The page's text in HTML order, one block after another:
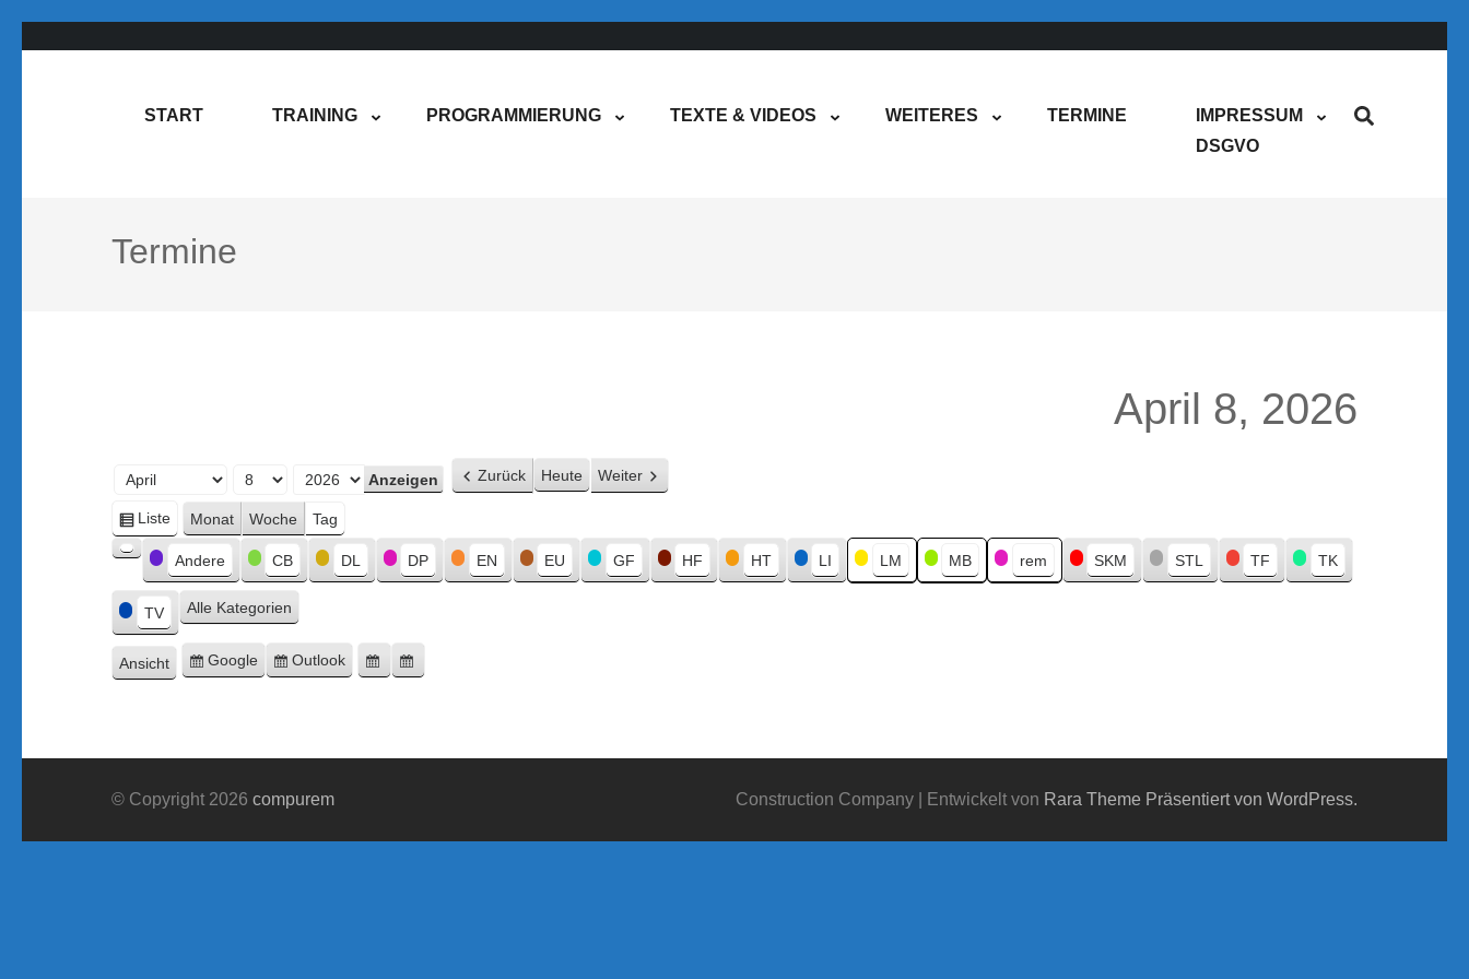
START TRAINING PROGRAMMIERUNG TEXTE & VIDEOS WEITERES TERMINE
IMPRESSUM
DSGVO
Termine
April 8, 2026
Monat
Tag
Jahr
Zurück Heute Weiter
Ansicht
als
Liste Monat Woche Tag
Kategorien
Kategorie
ohne
Titel
Andere CB DL DP EN EU GF HF HT LI LM MB rem SKM STL TF TK
TV Alle Kategorien
Ansicht ausdrucken
Eintragen
Google
Eintragen
Outlook
Google-
© Copyright 2026 compurem Construction Company | Entwickelt von Rara Theme Präsentiert von WordPress.